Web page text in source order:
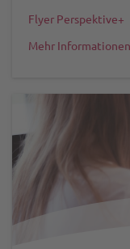
Flyer Perspektive+
Mehr